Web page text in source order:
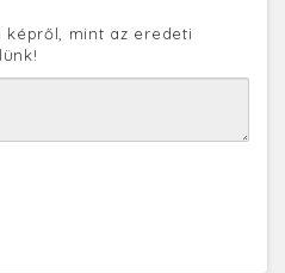
mint az eredeti